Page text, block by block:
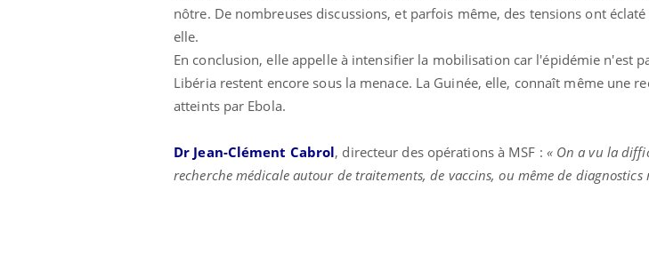
nôtre. De nombreuses discussions, et parfois même, des tensions ont
elle.
En conclusion, elle appelle à intensifier la mobilisation car l'épidémie n'est
Libéria restent encore sous la menace. La Guinée, elle, connaît même une
atteints par Ebola.
Dr Jean-Clément Cabrol, directeur des opérations à MSF : « On a vu la
recherche médicale autour de traitements, de vaccins, ou même de diagnostics
Eczéma Chronique des Mains :
expliquer ma maladieYoutube
Youtube
Carence en fer : comprendre pour
prévenir Youtube